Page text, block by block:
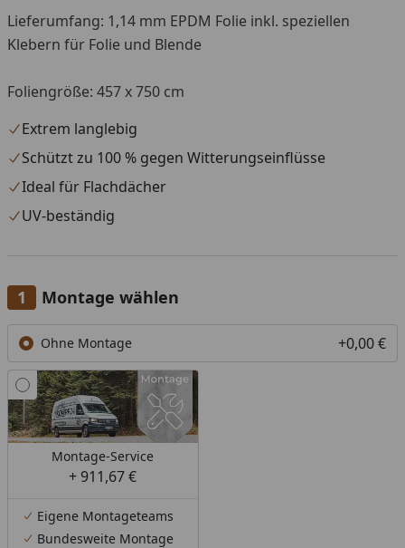
Lieferumfang: 1,14 mm EPDM Folie inkl. speziellen
Klebern für Folie und Blende
Foliengröße: 457 x 750 cm
Extrem langlebig
Schützt zu 100 % gegen Witterungseinflüsse
Ideal für Flachdächer
UV-beständig
Montage wählen
Ohne Montage +0,00 €
Montage-Service
+ 911,67 €
Eigene Montageteams
Bundesweite Montage